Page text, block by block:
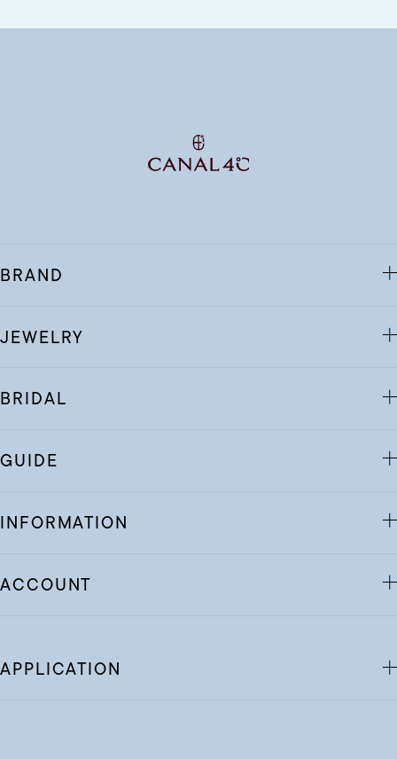
BRAND
JEWELRY
BRIDAL
GUIDE
INFORMATION
ACCOUNT
APPLICATION